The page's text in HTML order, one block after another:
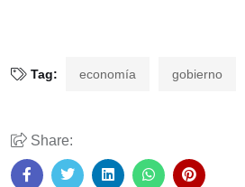
Tag: economía gobierno
Share: